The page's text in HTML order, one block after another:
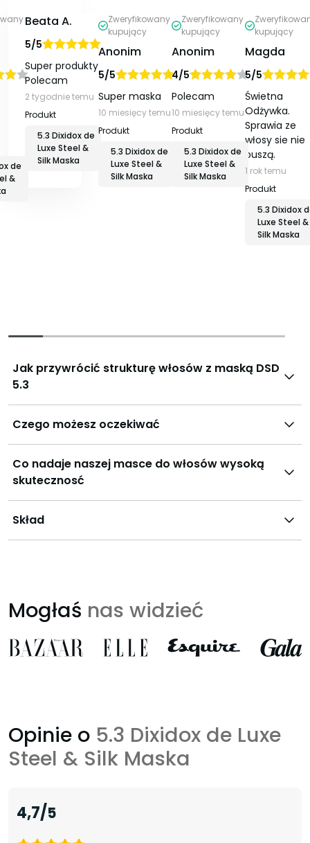
de
&
Beata A.
Oceniono na
5
5/5
Super produkty.
Polecam
2 tygodnie temu
5.3 Dixidox de
Luxe Steel &
Silk Maska
Zweryfikowany
kupujący
Anonim
Oceniono
5
5/5
Super maska
10 miesięcy temu
5.3 Dixidox de
Luxe Steel &
Silk Maska
Zweryfikowany
kupujący
Anonim
na 5
4/5
Polecam
10 miesięcy temu
5.3 Dixidox de
Luxe Steel &
Silk Maska
kupujący
Magda
Oceniono
5
5/5
Świetna
Odżywka.
Sprawia ze
włosy sie nie
puszą.
1 rok temu
5.3 Dixidox
Luxe Steel &
Silk Maska
Jak przywrócić strukturę włosów z maską DSD
5.3
Czego możesz oczekiwać
Co nadaje naszej masce do włosów wysoką
skutecznosć
Skład
Mogłaś nas widzieć
Opinie o 5.3 Dixidox de Luxe
Steel & Silk Maska
4,7